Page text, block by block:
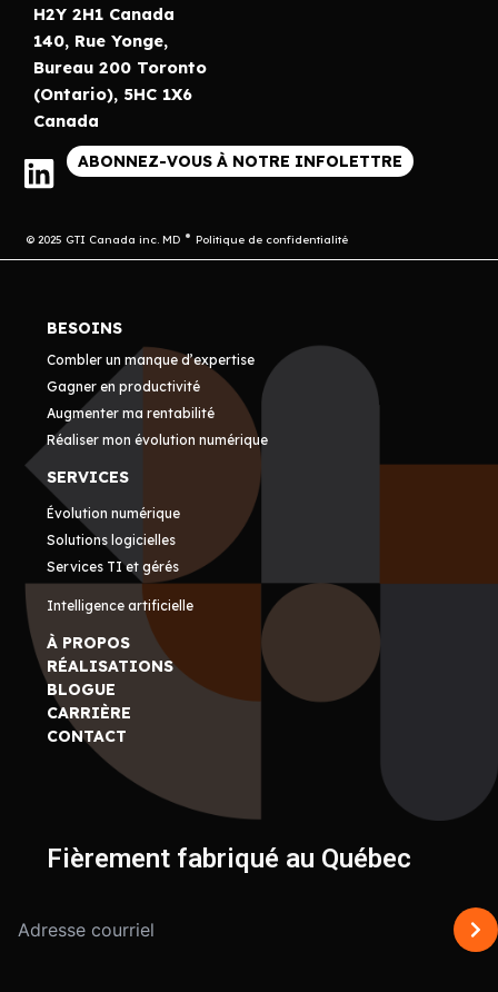
H2Y 2H1 Canada
140, Rue Yonge,
Bureau 200 Toronto
(Ontario), 5HC 1X6
Canada
ABONNEZ-VOUS À NOTRE INFOLETTRE
© 2025 GTI Canada inc. MD Politique de confidentialité
BESOINS
Combler un manque d’expertise
Gagner en productivité
Augmenter ma rentabilité
Réaliser mon évolution numérique
SERVICES
Évolution numérique
Solutions logicielles
Services TI et gérés
Intelligence artificielle
À PROPOS
RÉALISATIONS
BLOGUE
CARRIÈRE
CONTACT
Fièrement fabriqué au Québec